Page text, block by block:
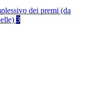
dei premi (da
3